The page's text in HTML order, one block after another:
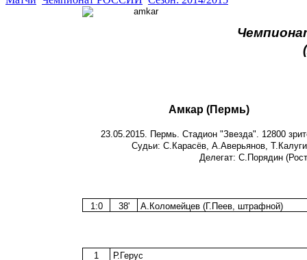
Амкар (Пермь)
23.05.2015. Пермь. Стадион "Звезда". 12800
Судьи: С.Карасёв, А.Аверьянов,
Делегат: С.Порядин
1:0 38' А.Коломейцев (Г.Пеев, штрафной)
1 Р.Герус